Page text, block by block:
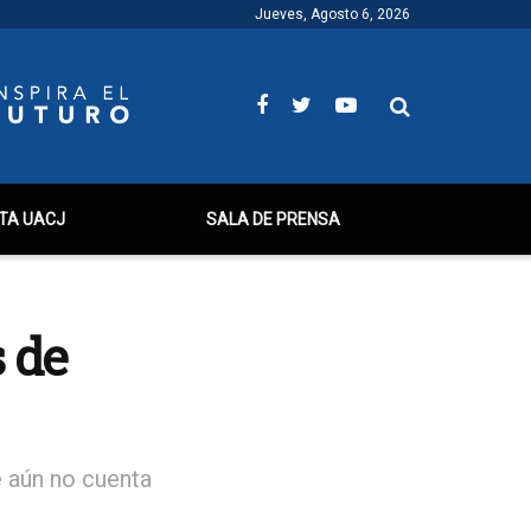
Jueves, Agosto 6, 2026
UACJ SALA DE PRENSA
no cuenta